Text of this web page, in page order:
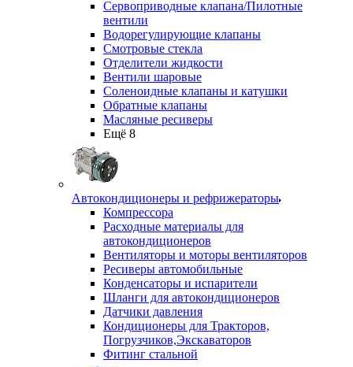
Сервоприводные клапана/Пилотные
вентили
Водорегулирующие клапаны
Смотровые стекла
Отделители жидкости
Вентили шаровые
Соленоидные клапаны и катушки
Обратные клапаны
Масляные ресиверы
Ещё 8
Автокондиционеры и рефрижераторы
Компрессора
Расходные материалы для
автокондиционеров
Вентиляторы и моторы вентиляторов
Ресиверы автомобильные
Конденсаторы и испарители
Шланги для автокондиционеров
Датчики давления
Кондиционеры для Тракторов,
Погрузчиков,Экскаваторов
Фитинг стальной